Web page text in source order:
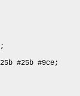
#25b #9ce;